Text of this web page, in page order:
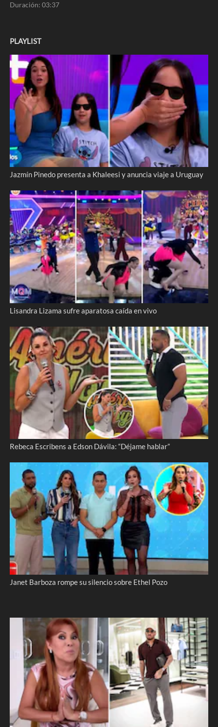
Duración: 03:37
PLAYLIST
Jazmín Pinedo presenta a Khaleesi y anuncia viaje a Uruguay
Lisandra Lizama sufre aparatosa caída en vivo
Rebeca Escribens a Edson Dávila: “Déjame hablar”
Janet Barboza rompe su silencio sobre Ethel Pozo